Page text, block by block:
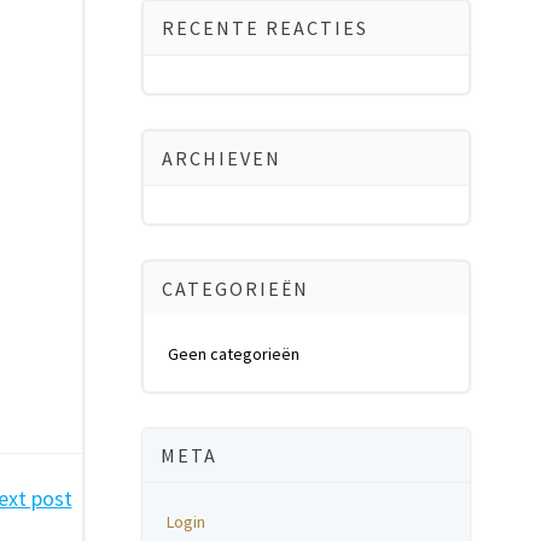
post
RECENTE REACTIES
ARCHIEVEN
CATEGORIEËN
Geen categorieën
META
Login